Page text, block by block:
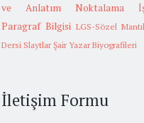
ve Anlatım
Noktalama
Paragraf Bilgisi LGS-Sözel
Dersi Slaytlar Şair Yazar Biyografileri
İletişim Formu